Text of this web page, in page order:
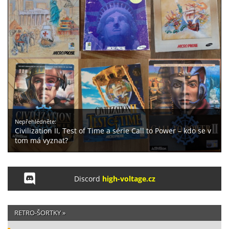
Nepřehlédněte:
Civilization II, Test of Time a série Call to Power – kdo se v
tom má vyznat?
Discord high-voltage.cz
RETRO-ŠORTKY »